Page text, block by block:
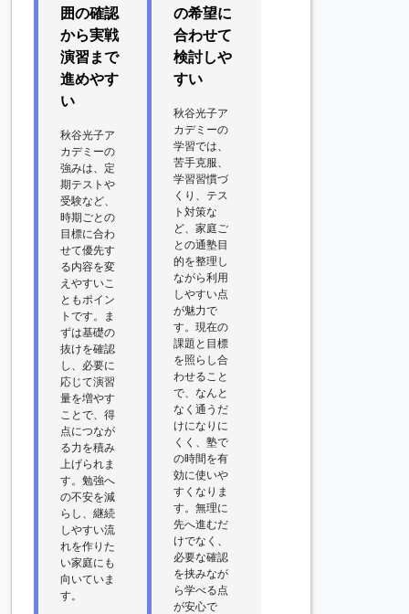
囲の確認
から実戦
演習まで
進めやす
い
秋谷光子ア
カデミーの
強みは、定
期テストや
受験など、
時期ごとの
目標に合わ
せて優先す
る内容を変
えやすいこ
ともポイン
トです。ま
ずは基礎の
抜けを確認
し、必要に
応じて演習
量を増やす
ことで、得
点につなが
る力を積み
上げられま
す。勉強へ
の不安を減
らし、継続
しやすい流
れを作りた
い家庭にも
向いていま
す。
の希望に
合わせて
検討しや
すい
秋谷光子ア
カデミーの
学習では、
苦手克服、
学習習慣づ
くり、テス
ト対策な
ど、家庭ご
との通塾目
的を整理し
ながら利用
しやすい点
が魅力で
す。現在の
課題と目標
を照らし合
わせること
で、なんと
なく通うだ
けになりに
くく、塾で
の時間を有
効に使いや
すくなりま
す。無理に
先へ進むだ
けでなく、
必要な確認
を挟みなが
ら学べる点
が安心で